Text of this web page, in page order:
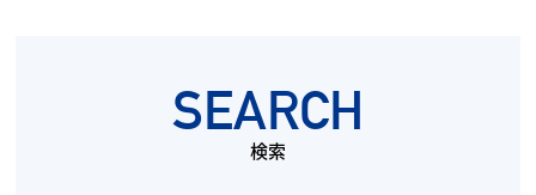
SEARCH
検索